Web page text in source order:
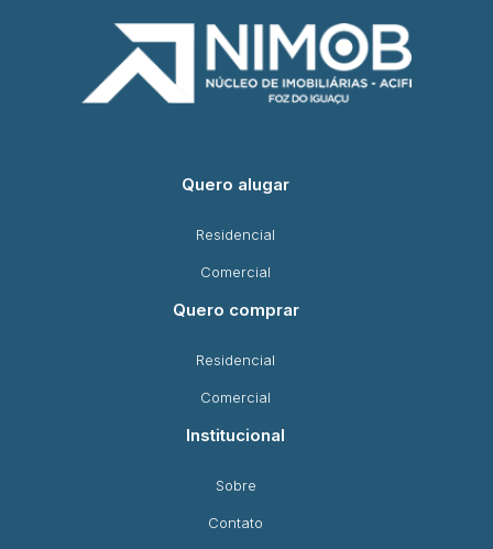
Quero alugar
Residencial
Comercial
Quero comprar
Residencial
Comercial
Institucional
Sobre
Contato